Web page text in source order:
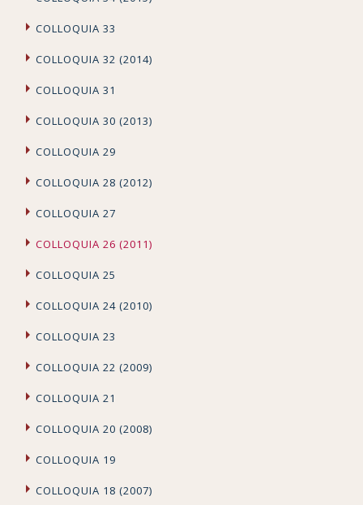
COLLOQUIA 33
COLLOQUIA 32 (2014)
COLLOQUIA 31
COLLOQUIA 30 (2013)
COLLOQUIA 29
COLLOQUIA 28 (2012)
COLLOQUIA 27
COLLOQUIA 26 (2011)
COLLOQUIA 25
COLLOQUIA 24 (2010)
COLLOQUIA 23
COLLOQUIA 22 (2009)
COLLOQUIA 21
COLLOQUIA 20 (2008)
COLLOQUIA 19
COLLOQUIA 18 (2007)